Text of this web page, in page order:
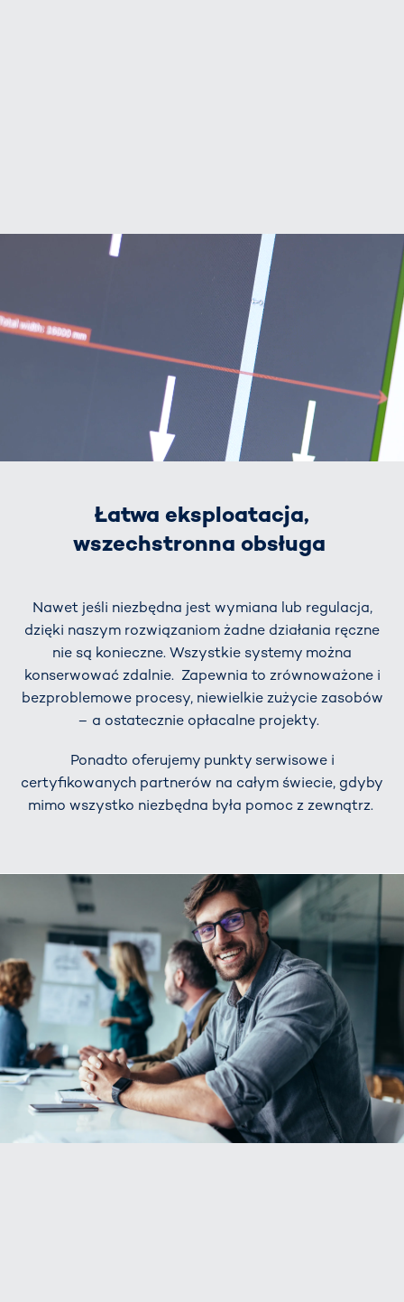
Łatwa eksploatacja,
wszechstronna obsługa
Nawet jeśli niezbędna jest wymiana lub regulacja,
dzięki naszym rozwiązaniom żadne działania ręczne
nie są konieczne. Wszystkie systemy można
konserwować zdalnie. Zapewnia to zrównoważone i
bezproblemowe procesy, niewielkie zużycie zasobów
– a ostatecznie opłacalne projekty.
Ponadto oferujemy punkty serwisowe i
certyfikowanych partnerów na całym świecie, gdyby
mimo wszystko niezbędna była pomoc z zewnątrz.